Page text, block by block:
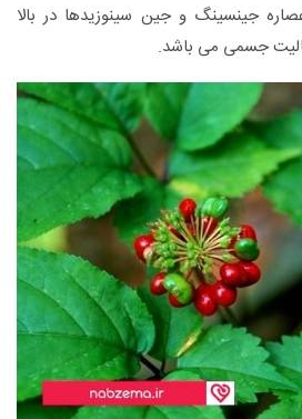
جینسینگ و جین سینوزیدها در بالا
جسمی می باشد.